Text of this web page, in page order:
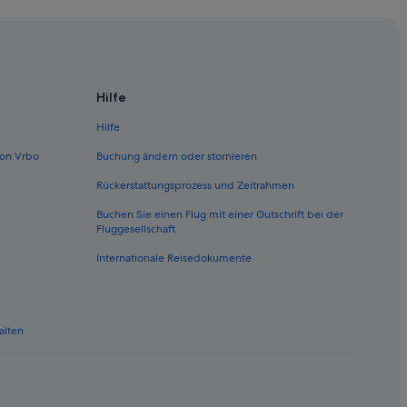
Wien (VIE)
(VIE)
(VIE)
(VIE)
Vrbo
Hilfe
Hilfe
Buchung ändern oder stornieren
Rückerstattungsprozess und Zeitrahmen
Buchen Sie einen Flug mit einer Gutschrift bei der
Fluggesellschaft
Internationale Reisedokumente